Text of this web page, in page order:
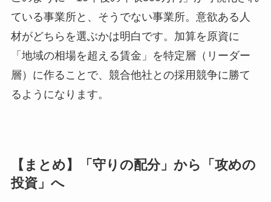
ている事業所と、そうでない事業所。意欲ある人
材がどちらを選ぶかは明白です。加算を原資に
「地域の相場を超える賃金」を特定層（リーダー
層）に作ることで、競合他社との採用競争に勝て
るようになります。
【まとめ】「守りの配分」から「攻めの
投資」へ